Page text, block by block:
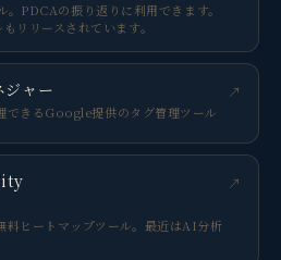
PDCAの振り返りに利用できます。
リリースされています。
ャー
できるGoogle提供のタグ管理ツール
↗
料ヒートマップツール。最近はAI分析
↗